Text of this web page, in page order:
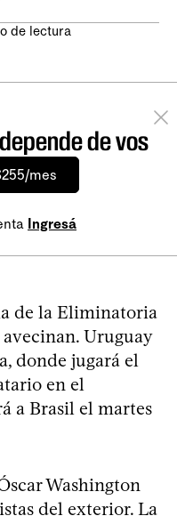
de lectura
de vos
mes
Ingresá
de la Eliminatoria
Uruguay
donde jugará el
en el
a Brasil el martes
Washington
del exterior. La